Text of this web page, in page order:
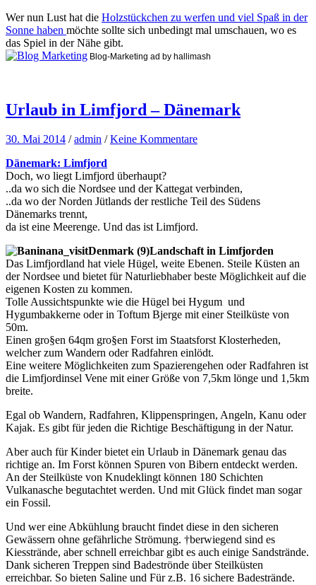
Wer nun Lust hat die Holzstückchen zu werfen und viel Spaß in der
Sonne haben möchte sollte sich unbedingt mal umschauen, wo es
das Spiel in der Nähe gibt.
Blog-Marketing ad by hallimash
Urlaub in Limfjord – Dänemark
30. Mai 2014 /admin /Keine Kommentare
Dänemark: Limfjord
Doch, wo liegt Limfjord überhaupt?
..da wo sich die Nordsee und der Kattegat verbinden,
..da wo der Norden Jütlands der restliche Teil des Südens
Dänemarks trennt,
da ist eine Meerenge. Und das ist Limfjord.
Landschaft in Limfjorden
Das Limfjordland hat viele Hügel, weite Ebenen. Steile Küsten an
der Nordsee und bietet für Naturliebhaber beste Möglichkeit auf die
eigenen Kosten zu kommen.
Tolle Aussichtspunkte wie die Hügel bei Hygum und
Hygumbakkerne oder in Toftum Bjerge mit einer Steilküste von
50m.
Einen gro§en 64qm gro§en Forst im Staatsforst Klosterheden,
welcher zum Wandern oder Radfahren einlödt.
Eine weitere Möglichkeiten zum Spazierengehen oder Radfahren ist
die Limfjordinsel Vene mit einer Größe von 7,5km lönge und 1,5km
breite.
Egal ob Wandern, Radfahren, Klippenspringen, Angeln, Kanu oder
Kajak. Es gibt für jeden die Richtige Beschäftigung in der Natur.
Aber auch für Kinder bietet ein Urlaub in Dänemark genau das
richtige an. Im Forst können Spuren von Bibern entdeckt werden.
An der Steilküste von Knudeklingt können 180 Schichten
Vulkanasche begutachtet werden. Und mit Glück findet man sogar
ein Fossil.
Und wer eine Abkühlung braucht findet diese in den sicheren
Gewässern ohne gefährliche Strömung. †berwiegend sind es
Kiesstrände, aber schnell erreichbar gibt es auch einige Sandstrände.
Dank sicheren Treppen sind Badeströnde über Steilküsten
erreichbar. So bieten Saline und Für z.B. 16 sichere Badestrände.